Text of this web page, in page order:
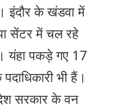
इंदौर के खंडवा में
सेंटर में चल रहे
पकड़े गए 17
भी हैं।
सरकार के वन